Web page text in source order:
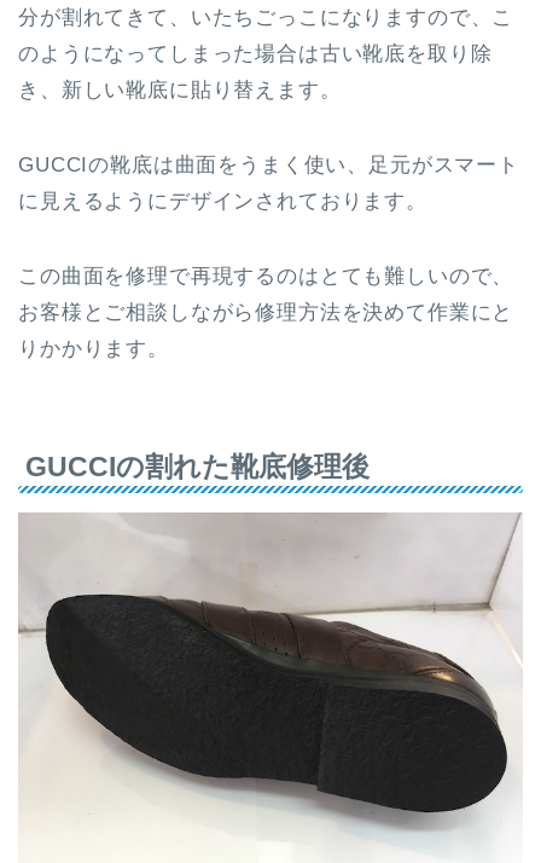
分が割れてきて、いたちごっこになりますので、こ
のようになってしまった場合は古い靴底を取り除
き、新しい靴底に貼り替えます。
GUCCIの靴底は曲面をうまく使い、足元がスマート
に見えるようにデザインされております。
この曲面を修理で再現するのはとても難しいので、
お客様とご相談しながら修理方法を決めて作業にと
りかかります。
GUCCIの割れた靴底修理後